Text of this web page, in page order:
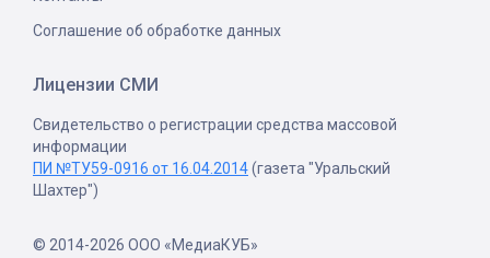
Соглашение об обработке данных
Лицензии СМИ
Свидетельство о регистрации средства массовой
информации
ПИ №ТУ59-0916 от 16.04.2014(газета "Уральский
Шахтер")
© 2014-2026 ООО «МедиаКУБ»